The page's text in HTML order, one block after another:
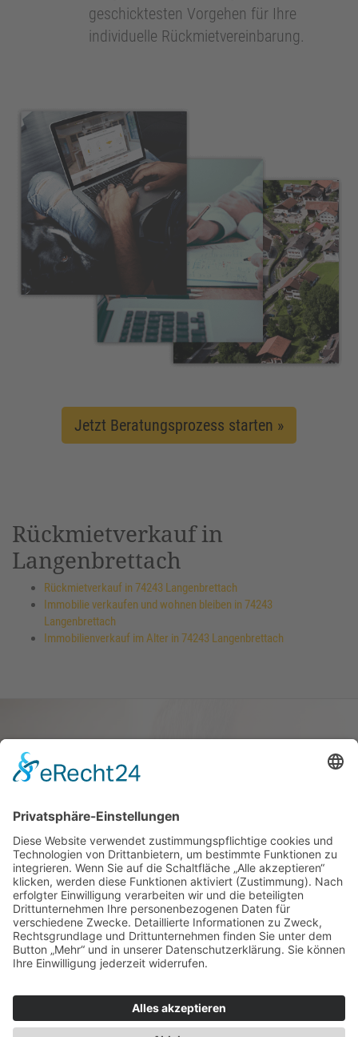
geschicktesten Vorgehen für Ihre
individuelle Rückmietvereinbarung.
Jetzt Beratungsprozess starten »
Rückmietverkauf in
Langenbrettach
Rückmietverkauf in 74243 Langenbrettach
Immobilie verkaufen und wohnen bleiben in 74243
Langenbrettach
Immobilienverkauf im Alter in 74243 Langenbrettach
verkaufen und darin
wohnen bleiben
Verkaufen Sie Ihr Haus oder Ihre
Eigen­tums­woh­nung und bleiben Sie
darin wohnen.
Jetzt Ermittlung starten »